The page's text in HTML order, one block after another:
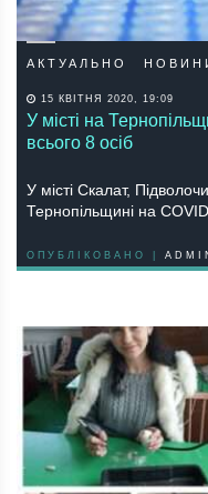
АКТУАЛЬНО
15 КВІТНЯ 2020, 19:09
У місті на
всього 8 осіб
У місті Скалат,
Тернопільщині на
ОПУБЛІКОВАНО |